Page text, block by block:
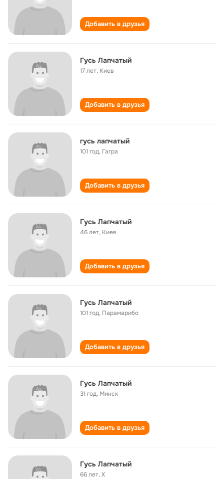
Добавить в друзья
Гусь Лапчатый
17 лет, Киев
Добавить в друзья
гусь лапчатый
101 год, Гагра
Добавить в друзья
Гусь Лапчатый
46 лет, Киев
Добавить в друзья
Гусь Лапчатый
101 год, Парамарибо
Добавить в друзья
Гусь Лапчатый
31 год, Минск
Добавить в друзья
Гусь Лапчатый
66 лет,X